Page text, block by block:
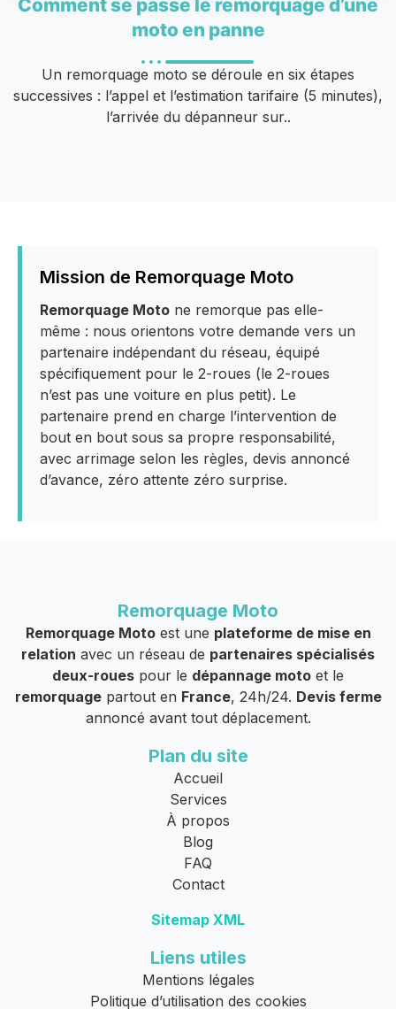
Comment se passe le remorquage d’une
moto en panne
Un remorquage moto se déroule en six étapes
successives : l’appel et l’estimation tarifaire (5 minutes),
l’arrivée du dépanneur sur..
Mission de Remorquage Moto
Remorquage Moto ne remorque pas elle-
même : nous orientons votre demande vers un
partenaire indépendant du réseau, équipé
spécifiquement pour le 2-roues (le 2-roues
n’est pas une voiture en plus petit). Le
partenaire prend en charge l’intervention de
bout en bout sous sa propre responsabilité,
avec arrimage selon les règles, devis annoncé
d’avance, zéro attente zéro surprise.
Remorquage Moto
Remorquage Motoest une plateforme de mise en
relation avec un réseau de partenaires spécialisés
deux-roues pour le dépannage moto et le
remorquagepartout en France, 24h/24. Devis ferme
annoncé avant tout déplacement.
Plan du site
Accueil
Services
À propos
Blog
FAQ
Contact
Sitemap XML
Liens utiles
Mentions légales
Politique d’utilisation des cookies